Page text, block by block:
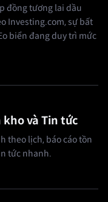
đồng tương lai dầu
Investing.com, sự bất
biển đang duy trì mức
kho và Tin tức
theo lịch, báo cáo tồn
tức nhanh.